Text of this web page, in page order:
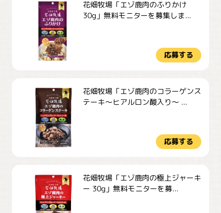
花畑牧場「エゾ鹿肉のふりかけ
30g」無料モニターを募集しま...
応募する
花畑牧場「エゾ鹿肉のコラーゲンス
テーキ～ヒアルロン酸入り～ ...
応募する
花畑牧場「エゾ鹿肉の極上ジャーキ
ー 30g」無料モニターを募...